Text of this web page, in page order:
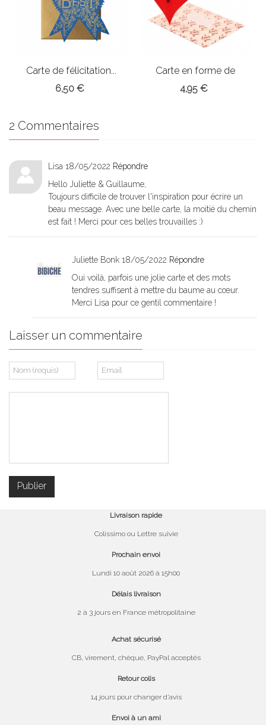
Carte de félicitation...
6,50 €
Carte en forme de
coeur
4,95 €
2 Commentaires
Lisa 18/05/2022 Répondre
Hello Juliette & Guillaume,
Toujours difficile de trouver l'inspiration pour écrire un
beau message. Avec une belle carte, la moitié du chemin
est fait ! Merci pour ces belles trouvailles :)
Juliette Bonk 18/05/2022 Répondre
Oui voilà, parfois une jolie carte et des mots
tendres suffisent à mettre du baume au cœur.
Merci Lisa pour ce gentil commentaire !
Laisser un commentaire
Livraison rapide
Colissimo ou Lettre suivie
Prochain envoi
Lundi 10 août 2026 à 15h00
Délais livraison
2 à 3 jours en France métropolitaine
Achat sécurisé
CB, virement, chèque, PayPal acceptés
Retour colis
14 jours pour changer d’avis
Envoi à un ami